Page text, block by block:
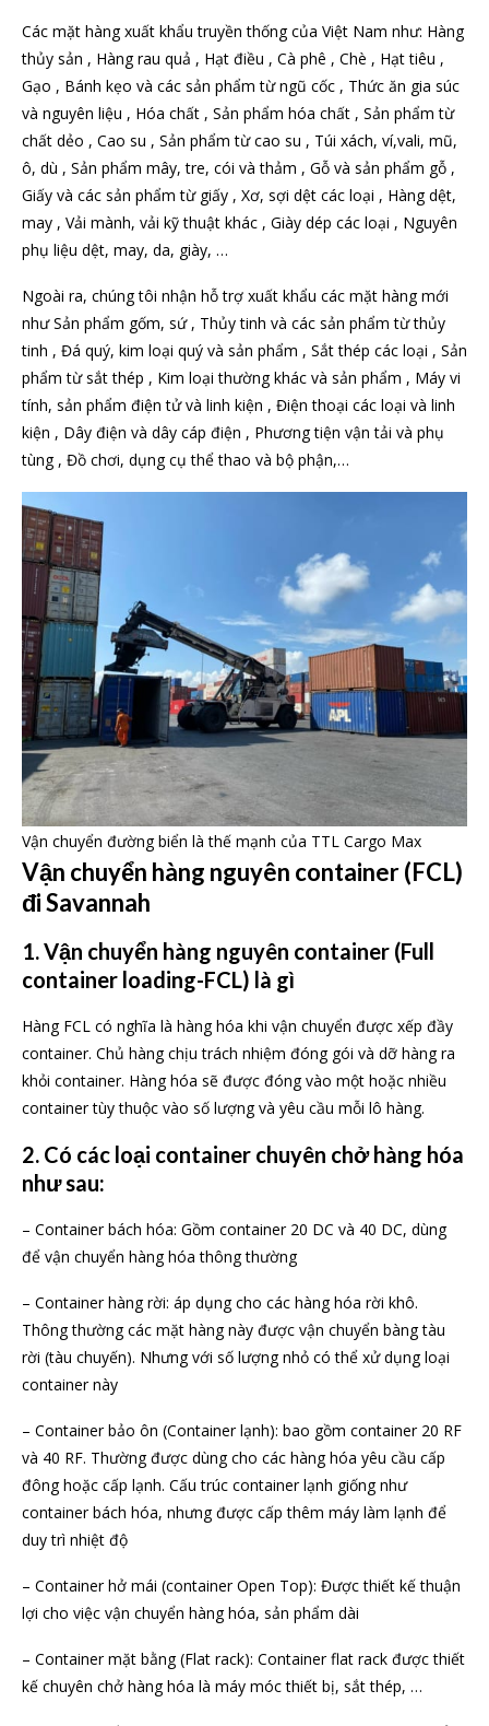
Các mặt hàng xuất khẩu truyền thống của Việt Nam như: Hàng
thủy sản , Hàng rau quả , Hạt điều , Cà phê , Chè , Hạt tiêu ,
Gạo , Bánh kẹo và các sản phẩm từ ngũ cốc , Thức ăn gia súc
và nguyên liệu , Hóa chất , Sản phẩm hóa chất , Sản phẩm từ
chất dẻo , Cao su , Sản phẩm từ cao su , Túi xách, ví,vali, mũ,
ô, dù , Sản phẩm mây, tre, cói và thảm , Gỗ và sản phẩm gỗ ,
Giấy và các sản phẩm từ giấy , Xơ, sợi dệt các loại , Hàng dệt,
may , Vải mành, vải kỹ thuật khác , Giày dép các loại , Nguyên
phụ liệu dệt, may, da, giày, …
Ngoài ra, chúng tôi nhận hỗ trợ xuất khẩu các mặt hàng mới
như Sản phẩm gốm, sứ , Thủy tinh và các sản phẩm từ thủy
tinh , Đá quý, kim loại quý và sản phẩm , Sắt thép các loại , Sản
phẩm từ sắt thép , Kim loại thường khác và sản phẩm , Máy vi
tính, sản phẩm điện tử và linh kiện , Điện thoại các loại và linh
kiện , Dây điện và dây cáp điện , Phương tiện vận tải và phụ
tùng , Đồ chơi, dụng cụ thể thao và bộ phận,…
Vận chuyển đường biển là thế mạnh của TTL Cargo Max
Vận chuyển hàng nguyên container (FCL)
đi Savannah
1. Vận chuyển hàng nguyên container (Full
container loading-FCL) là gì
Hàng FCL có nghĩa là hàng hóa khi vận chuyển được xếp đầy
container. Chủ hàng chịu trách nhiệm đóng gói và dỡ hàng ra
khỏi container. Hàng hóa sẽ được đóng vào một hoặc nhiều
container tùy thuộc vào số lượng và yêu cầu mỗi lô hàng.
2. Có các loại container chuyên chở hàng hóa
như sau:
– Container bách hóa: Gồm container 20 DC và 40 DC, dùng
để vận chuyển hàng hóa thông thường
– Container hàng rời: áp dụng cho các hàng hóa rời khô.
Thông thường các mặt hàng này được vận chuyển bàng tàu
rời (tàu chuyến). Nhưng với số lượng nhỏ có thể xử dụng loại
container này
– Container bảo ôn (Container lạnh): bao gồm container 20 RF
và 40 RF. Thường được dùng cho các hàng hóa yêu cầu cấp
đông hoặc cấp lạnh. Cấu trúc container lạnh giống như
container bách hóa, nhưng được cấp thêm máy làm lạnh để
duy trì nhiệt độ
– Container hở mái (container Open Top): Được thiết kế thuận
lợi cho việc vận chuyển hàng hóa, sản phẩm dài
– Container mặt bằng (Flat rack): Container flat rack được thiết
kế chuyên chở hàng hóa là máy móc thiết bị, sắt thép, …